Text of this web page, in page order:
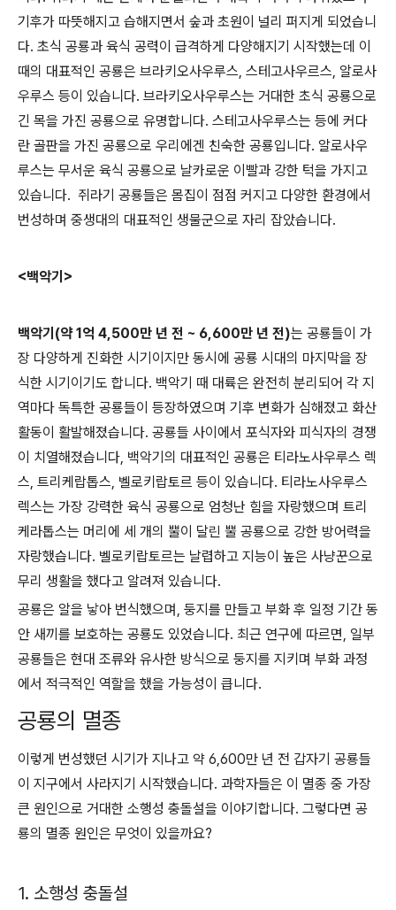
기후가 따뜻해지고 습해지면서 숲과 초원이 널리 퍼지게 되었습니
다. 초식 공룡과 육식 공력이 급격하게 다양해지기 시작했는데 이
때의 대표적인 공룡은 브라키오사우루스, 스테고사우르스, 알로사
우루스 등이 있습니다. 브라키오사우루스는 거대한 초식 공룡으로
긴 목을 가진 공룡으로 유명합니다. 스테고사우루스는 등에 커다
란 골판을 가진 공룡으로 우리에겐 친숙한 공룡입니다. 알로사우
루스는 무서운 육식 공룡으로 날카로운 이빨과 강한 턱을 가지고
있습니다. 쥐라기 공룡들은 몸집이 점점 커지고 다양한 환경에서
번성하며 중생대의 대표적인 생물군으로 자리 잡았습니다.
<백악기>
백악기(약 1억 4,500만 년 전 ~ 6,600만 년 전)는 공룡들이 가
장 다양하게 진화한 시기이지만 동시에 공룡 시대의 마지막을 장
식한 시기이기도 합니다. 백악기 때 대륙은 완전히 분리되어 각 지
역마다 독특한 공룡들이 등장하였으며 기후 변화가 심해졌고 화산
활동이 활발해졌습니다. 공룡들 사이에서 포식자와 피식자의 경쟁
이 치열해졌습니다, 백악기의 대표적인 공룡은 티라노사우루스 렉
스, 트리케랍톱스, 벨로키랍토르 등이 있습니다. 티라노사우루스
렉스는 가장 강력한 육식 공룡으로 엄청난 힘을 자랑했으며 트리
케라톱스는 머리에 세 개의 뿔이 달린 뿔 공룡으로 강한 방어력을
자랑했습니다. 벨로키랍토르는 날렵하고 지능이 높은 사냥꾼으로
무리 생활을 했다고 알려져 있습니다.
공룡은 알을 낳아 번식했으며, 둥지를 만들고 부화 후 일정 기간 동
안 새끼를 보호하는 공룡도 있었습니다. 최근 연구에 따르면, 일부
공룡들은 현대 조류와 유사한 방식으로 둥지를 지키며 부화 과정
에서 적극적인 역할을 했을 가능성이 큽니다.
공룡의 멸종
이렇게 번성했던 시기가 지나고 약 6,600만 년 전 갑자기 공룡들
이 지구에서 사라지기 시작했습니다. 과학자들은 이 멸종 중 가장
큰 원인으로 거대한 소행성 충돌설을 이야기합니다. 그렇다면 공
룡의 멸종 원인은 무엇이 있을까요?
1. 소행성 충돌설